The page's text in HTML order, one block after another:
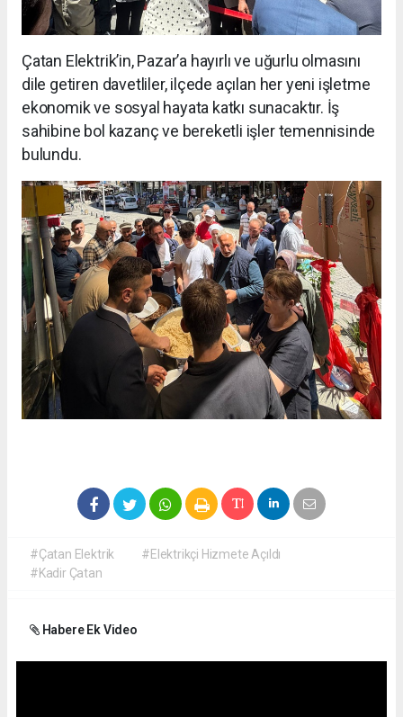
Çatan Elektrik’in, Pazar’a hayırlı ve uğurlu olmasını
dile getiren davetliler, ilçede açılan her yeni işletme
ekonomik ve sosyal hayata katkı sunacaktır. İş
sahibine bol kazanç ve bereketli işler temennisinde
bulundu.
#Çatan Elektrik
#Elektrikçi Hizmete Açıldı
#Kadir Çatan
Habere Ek Video